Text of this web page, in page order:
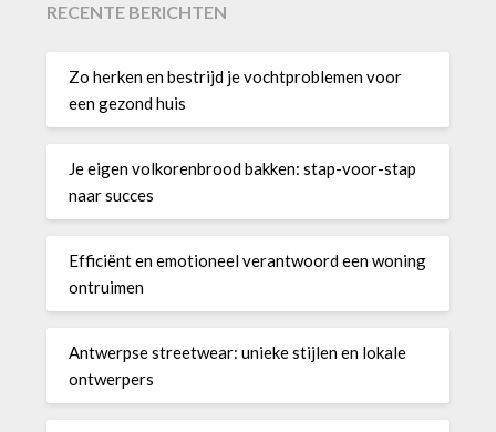
RECENTE BERICHTEN
Zo herken en bestrijd je vochtproblemen voor
een gezond huis
Je eigen volkorenbrood bakken: stap-voor-stap
naar succes
Efficiënt en emotioneel verantwoord een woning
ontruimen
Antwerpse streetwear: unieke stijlen en lokale
ontwerpers